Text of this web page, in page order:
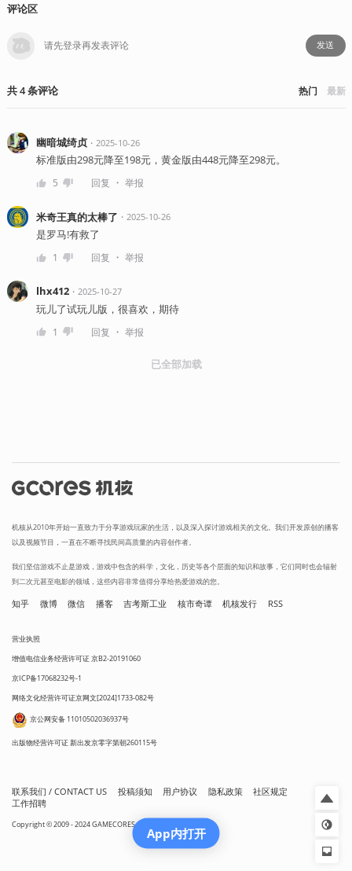
评论区
发送
共4条评论 热门 最新
幽暗城绮贞・ 2025-10-26
标准版由298元降至198元，黄金版由448元降至298元。
5 回复 ・ 举报
米奇王真的太棒了 ・ 2025-10-26
是罗马!有救了
1 回复 ・ 举报
lhx412・ 2025-10-27
玩儿了试玩儿版，很喜欢，期待
1 回复 ・ 举报
已全部加载
机核从2010年开始一直致力于分享游戏玩家的生活，以及深入探讨游戏相关的文化。我们开发原创的播客
以及视频节目，一直在不断寻找民间高质量的内容创作者。
我们坚信游戏不止是游戏，游戏中包含的科学，文化，历史等各个层面的知识和故事，它们同时也会辐射
到二次元甚至电影的领域，这些内容非常值得分享给热爱游戏的您。
知乎 微博 微信 播客 吉考斯工业 核市奇谭 机核发行 RSS
营业执照
增值电信业务经营许可证 京B2-20191060
京ICP备17068232号-1
网络文化经营许可证京网文[2024]1733-082号
京公网安备 11010502036937号
出版物经营许可证 新出发京零字第朝260115号
联系我们 / CONTACT US 投稿须知 用户协议 隐私政策
社区规定
工作招聘
Copyright © 2009 - 2024 GAMECORES. All Rights Reserved
App内打开